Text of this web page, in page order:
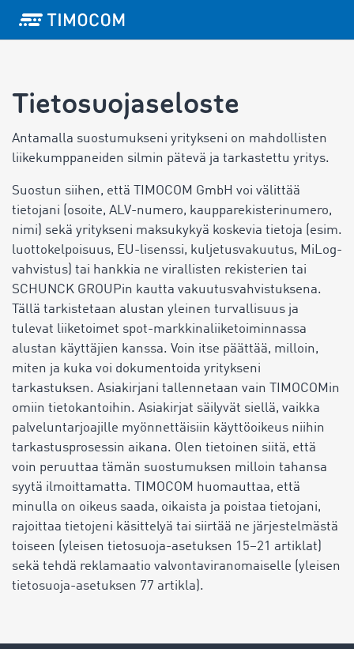
Tietosuojaseloste
Antamalla suostumukseni yritykseni on mahdollisten
liikekumppaneiden silmin pätevä ja tarkastettu yritys.
Suostun siihen, että TIMOCOM GmbH voi välittää
tietojani (osoite, ALV-numero, kaupparekisterinumero,
nimi) sekä yritykseni maksukykyä koskevia tietoja (esim.
luottokelpoisuus, EU-lisenssi, kuljetusvakuutus, MiLog-
vahvistus) tai hankkia ne virallisten rekisterien tai
SCHUNCK GROUPin kautta vakuutusvahvistuksena.
Tällä tarkistetaan alustan yleinen turvallisuus ja
tulevat liiketoimet spot-markkinaliiketoiminnassa
alustan käyttäjien kanssa. Voin itse päättää, milloin,
miten ja kuka voi dokumentoida yritykseni
tarkastuksen. Asiakirjani tallennetaan vain TIMOCOMin
omiin tietokantoihin. Asiakirjat säilyvät siellä, vaikka
palveluntarjoajille myönnettäisiin käyttöoikeus niihin
tarkastusprosessin aikana. Olen tietoinen siitä, että
voin peruuttaa tämän suostumuksen milloin tahansa
syytä ilmoittamatta. TIMOCOM huomauttaa, että
minulla on oikeus saada, oikaista ja poistaa tietojani,
rajoittaa tietojeni käsittelyä tai siirtää ne järjestelmästä
toiseen (yleisen tietosuoja-asetuksen 15–21 artiklat)
sekä tehdä reklamaatio valvontaviranomaiselle (yleisen
tietosuoja-asetuksen 77 artikla).